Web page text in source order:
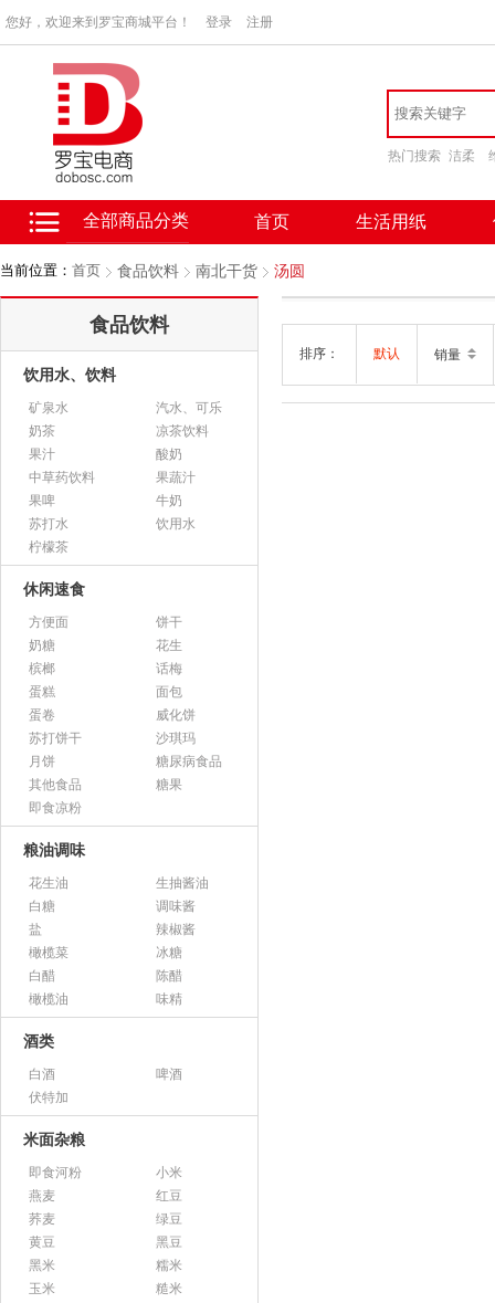
您好，欢迎来到罗宝商城平台！ 登录 注册
热门搜索 洁柔
全部商品分类 首页 生活用纸
当前位置： 首页 食品饮料 南北干货 汤圆
食品饮料
饮用水、饮料
矿泉水
汽水、可乐
奶茶
凉茶饮料
果汁
酸奶
中草药饮料
果蔬汁
果啤
牛奶
苏打水
饮用水
柠檬茶
休闲速食
方便面
饼干
奶糖
花生
槟榔
话梅
蛋糕
面包
蛋卷
威化饼
苏打饼干
沙琪玛
月饼
糖尿病食品
其他食品
糖果
即食凉粉
粮油调味
花生油
生抽酱油
白糖
调味酱
盐
辣椒酱
橄榄菜
冰糖
白醋
陈醋
橄榄油
味精
酒类
白酒
啤酒
伏特加
米面杂粮
即食河粉
小米
燕麦
红豆
荞麦
绿豆
黄豆
黑豆
黑米
糯米
玉米
糙米
排序： 默认 销量